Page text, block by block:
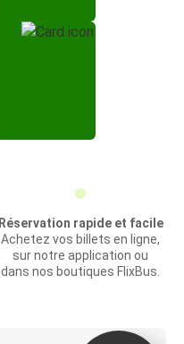
Réservation rapide et facile
Achetez vos billets en ligne,
sur notre application ou
dans nos boutiques FlixBus.